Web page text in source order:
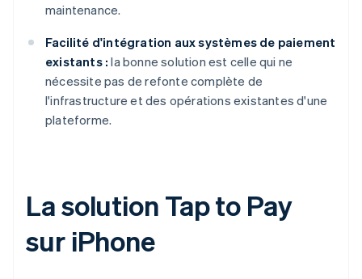
maintenance.
Facilité d'intégration aux systèmes de paiement
existants : la bonne solution est celle qui ne
nécessite pas de refonte complète de
l'infrastructure et des opérations existantes d'une
plateforme.
La solution Tap to Pay
sur iPhone